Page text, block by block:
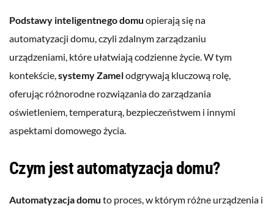
Podstawy inteligentnego domu opierają się na
automatyzacji domu, czyli zdalnym zarządzaniu
urządzeniami, które ułatwiają codzienne życie. W tym
kontekście,systemy Zamelodgrywają kluczową rolę,
oferując różnorodne rozwiązania do zarządzania
oświetleniem, temperaturą, bezpieczeństwem i innymi
aspektami domowego życia.
Czym jest automatyzacja domu?
Automatyzacja domu to proces, w którym różne urządzenia i